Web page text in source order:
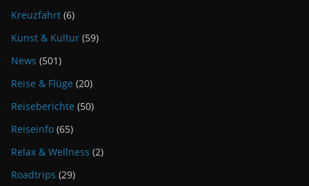
Kreuzfahrt (6)
Kunst & Kultur (59)
News (501)
Reise & Flüge (20)
Reiseberichte (50)
Reiseinfo (65)
Relax & Wellness (2)
Roadtrips (29)